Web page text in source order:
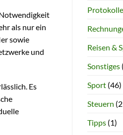
als nur ein
sowie
und
Es
Protokolle
Reisen &
Sonstiges
Sport(46)
Steuern
Tipps(1)